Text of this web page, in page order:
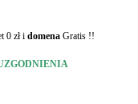
0 zł i domena Gratis !!